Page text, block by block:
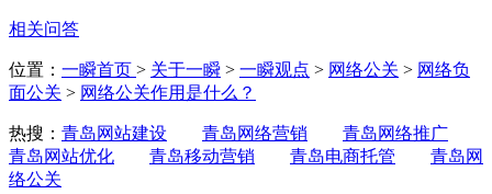
相关问答
位置： 一瞬首页 > 关于一瞬 > 一瞬观点 > 网络公关 > 网络负
面公关 > 网络公关作用是什么？
热搜： 青岛网站建设 青岛网络营销
青岛网络推广
青岛网站优化
青岛移动营销 青岛电商托管
青岛网
络公关